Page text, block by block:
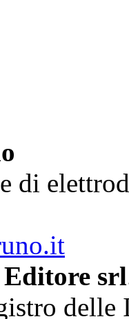
di
Editore srl
delle